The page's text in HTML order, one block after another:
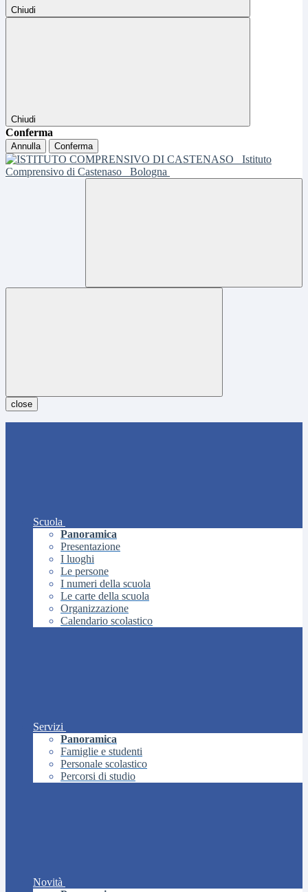
Chiudi
Chiudi
Conferma
Annulla Conferma
Istituto
Comprensivo di Castenaso
Bologna
close
Scuola
Panoramica
Presentazione
I luoghi
Le persone
I numeri della scuola
Le carte della scuola
Organizzazione
Calendario scolastico
Servizi
Panoramica
Famiglie e studenti
Personale scolastico
Percorsi di studio
Novità